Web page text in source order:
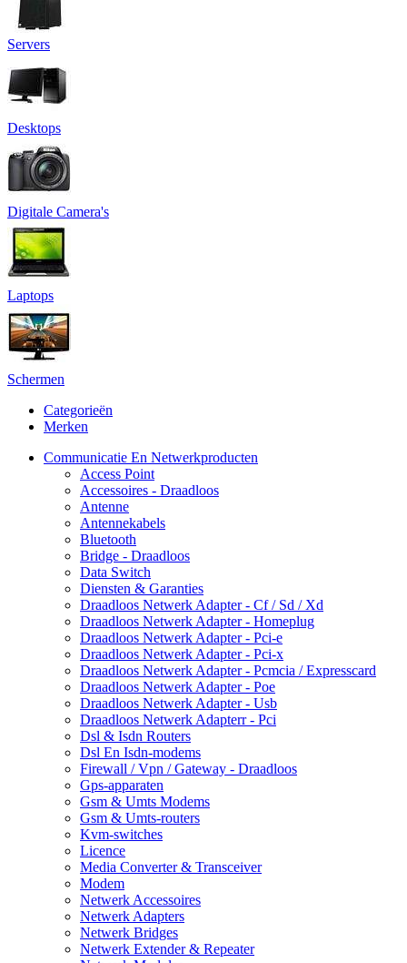
Servers
Desktops
Digitale Camera's
Laptops
Schermen
Categorieën
Merken
Communicatie En Netwerkproducten
Access Point
Accessoires - Draadloos
Antenne
Antennekabels
Bluetooth
Bridge - Draadloos
Data Switch
Diensten & Garanties
Draadloos Netwerk Adapter - Cf / Sd / Xd
Draadloos Netwerk Adapter - Homeplug
Draadloos Netwerk Adapter - Pci-e
Draadloos Netwerk Adapter - Pci-x
Draadloos Netwerk Adapter - Pcmcia / Expresscard
Draadloos Netwerk Adapter - Poe
Draadloos Netwerk Adapter - Usb
Draadloos Netwerk Adapterr - Pci
Dsl & Isdn Routers
Dsl En Isdn-modems
Firewall / Vpn / Gateway - Draadloos
Gps-apparaten
Gsm & Umts Modems
Gsm & Umts-routers
Kvm-switches
Licence
Media Converter & Transceiver
Modem
Netwerk Accessoires
Netwerk Adapters
Netwerk Bridges
Netwerk Extender & Repeater